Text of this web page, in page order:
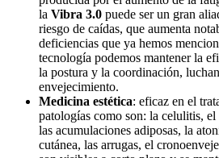
la Vibra 3.0 puede ser un gran
riesgo de caídas, que aumenta
deficiencias que ya hemos
tecnología podemos mantener la
la postura y la coordinación,
envejecimiento.
Medicina estética: eficaz en el
patologías como son: la celulitis,
las acumulaciones adiposas, la
cutánea, las arrugas, el